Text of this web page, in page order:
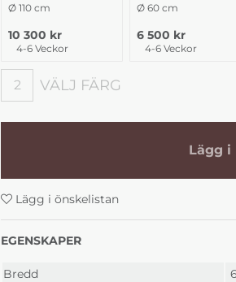
Ø 110 cm
10 300 kr
4-6 Veckor
Ø 60 cm
6 500 kr
4-6 Veckor
Välj Färg
2 VÄLJ FÄRG
Lägg i
Lägg i önskelistan
EGENSKAPER
Bredd